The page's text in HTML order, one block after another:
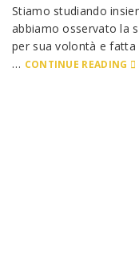
Stiamo studiando
abbiamo osservato la
per sua volontà e
… CONTINUE READING